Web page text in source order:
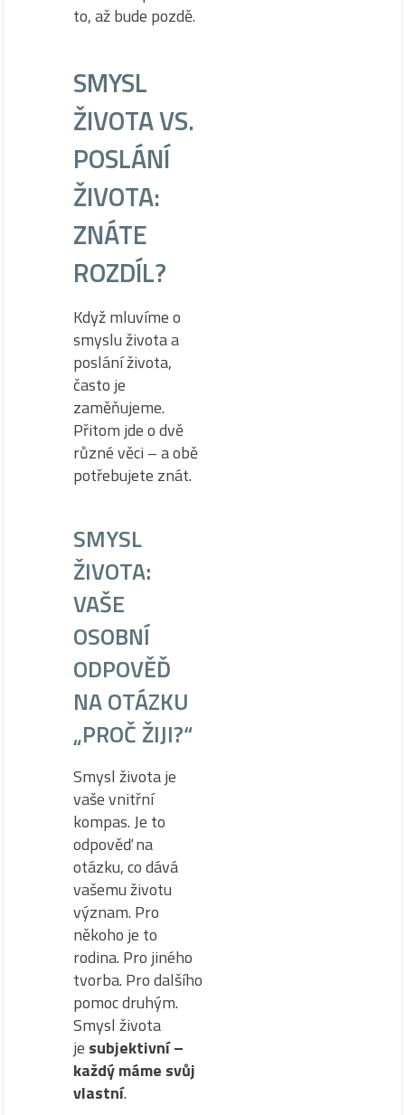
to, až bude pozdě.
SMYSL
ŽIVOTA VS.
POSLÁNÍ
ŽIVOTA:
ZNÁTE
ROZDÍL?
Když mluvíme o
smyslu života a
poslání života,
často je
zaměňujeme.
Přitom jde o dvě
různé věci – a obě
potřebujete znát.
SMYSL
ŽIVOTA:
VAŠE
OSOBNÍ
ODPOVĚĎ
NA OTÁZKU
„PROČ ŽIJI?“
Smysl života je
vaše vnitřní
kompas. Je to
odpověď na
otázku, co dává
vašemu životu
význam. Pro
někoho je to
rodina. Pro jiného
tvorba. Pro dalšího
pomoc druhým.
Smysl života
je subjektivní –
každý máme svůj
vlastní.